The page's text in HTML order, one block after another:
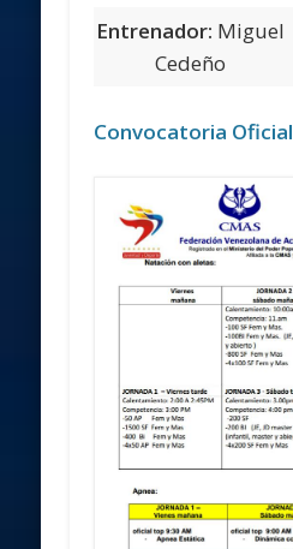
Entrenador: Miguel
Cedeño
Convocatoria Oficial